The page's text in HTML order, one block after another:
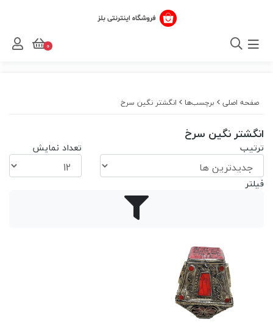
صفحه اصلی برچسب‌ها انگشتر نگین سرخ
انگشتر نگین سرخ
ترتیب تعداد نمایش
فیلتر
0